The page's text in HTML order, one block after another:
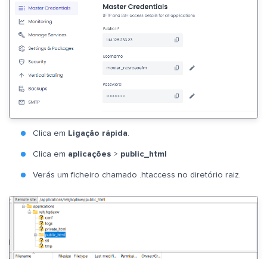
Clica em Ligação rápida
Clica em aplicações > public_html
Verás um ficheiro chamado .htaccess no diretório raiz.